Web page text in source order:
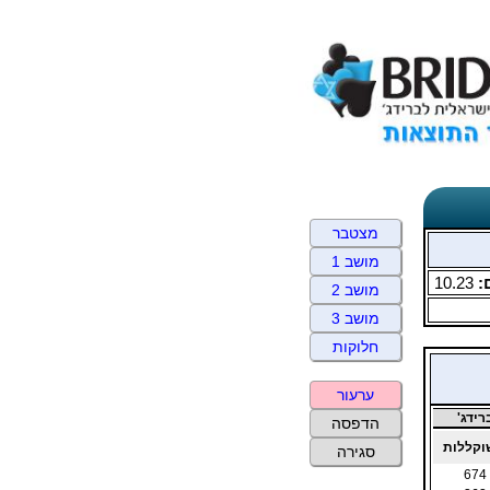
10.23
674
מצטבר
מושב 1
מושב 2
מושב 3
חלוקות
ערעור
הדפסה
סגירה